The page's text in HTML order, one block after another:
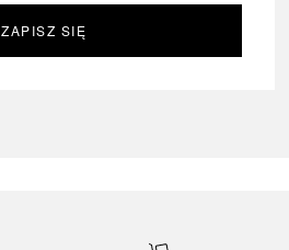
ZAPISZ SIĘ